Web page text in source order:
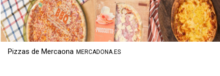
Pizzas de Mercaona MERCADONA.ES